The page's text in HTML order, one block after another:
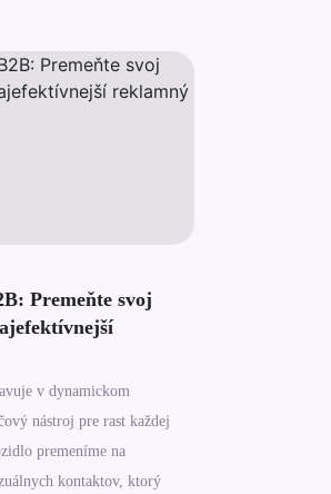
čomu pre každú
multifunkčné riešenia.
Premeňte svoj
v dynamickom
nástroj pre rast každej
premeníme na
kontaktov, ktorý